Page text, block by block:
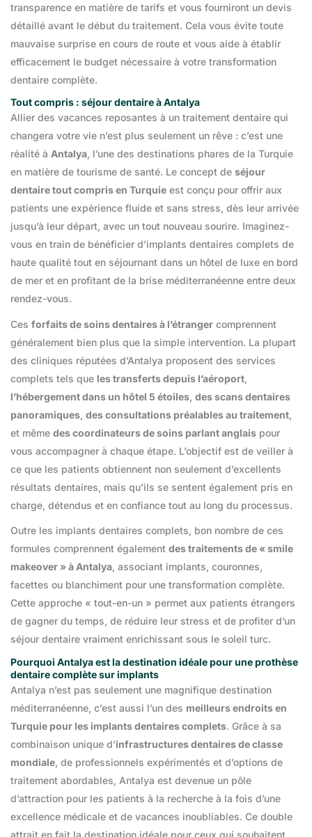
transparence en matière de tarifs et vous fourniront un devis
détaillé avant le début du traitement. Cela vous évite toute
mauvaise surprise en cours de route et vous aide à établir
efficacement le budget nécessaire à votre transformation
dentaire complète.
Tout compris : séjour dentaire à Antalya
Allier des vacances reposantes à un traitement dentaire qui
changera votre vie n’est plus seulement un rêve : c’est une
réalité à Antalya, l’une des destinations phares de la Turquie
en matière de tourisme de santé. Le concept de séjour
dentaire tout compris en Turquie est conçu pour offrir aux
patients une expérience fluide et sans stress, dès leur arrivée
jusqu’à leur départ, avec un tout nouveau sourire. Imaginez-
vous en train de bénéficier d’implants dentaires complets de
haute qualité tout en séjournant dans un hôtel de luxe en bord
de mer et en profitant de la brise méditerranéenne entre deux
rendez-vous.
Ces forfaits de soins dentaires à l’étranger comprennent
généralement bien plus que la simple intervention. La plupart
des cliniques réputées d’Antalya proposent des services
complets tels que les transferts depuis l’aéroport,
l’hébergement dans un hôtel 5 étoiles, des scans dentaires
panoramiques, des consultations préalables au traitement,
et même des coordinateurs de soins parlant anglais pour
vous accompagner à chaque étape. L’objectif est de veiller à
ce que les patients obtiennent non seulement d’excellents
résultats dentaires, mais qu’ils se sentent également pris en
charge, détendus et en confiance tout au long du processus.
Outre les implants dentaires complets, bon nombre de ces
formules comprennent également des traitements de « smile
makeover » à Antalya, associant implants, couronnes,
facettes ou blanchiment pour une transformation complète.
Cette approche « tout-en-un » permet aux patients étrangers
de gagner du temps, de réduire leur stress et de profiter d’un
séjour dentaire vraiment enrichissant sous le soleil turc.
Pourquoi Antalya est la destination idéale pour une prothèse
dentaire complète sur implants
Antalya n’est pas seulement une magnifique destination
méditerranéenne, c’est aussi l’un des meilleurs endroits en
Turquie pour les implants dentaires complets. Grâce à sa
combinaison unique d’infrastructures dentaires de classe
mondiale, de professionnels expérimentés et d’options de
traitement abordables, Antalya est devenue un pôle
d’attraction pour les patients à la recherche à la fois d’une
excellence médicale et de vacances inoubliables. Ce double
attrait en fait la destination idéale pour ceux qui souhaitent